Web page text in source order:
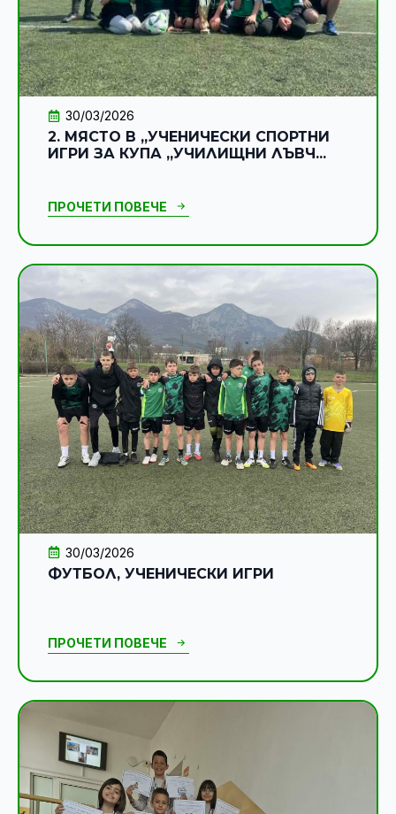
30/03/2026
2. МЯСТО В „УЧЕНИЧЕСКИ СПОРТНИ
ИГРИ ЗА КУПА „УЧИЛИЩНИ ЛЪВЧ...
ПРОЧЕТИ ПОВЕЧЕ
30/03/2026
ФУТБОЛ, УЧЕНИЧЕСКИ ИГРИ
ПРОЧЕТИ ПОВЕЧЕ